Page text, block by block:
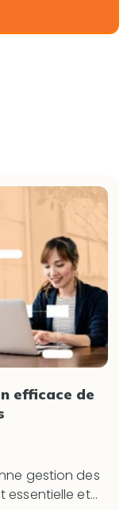
efficace de
gestion des
et...